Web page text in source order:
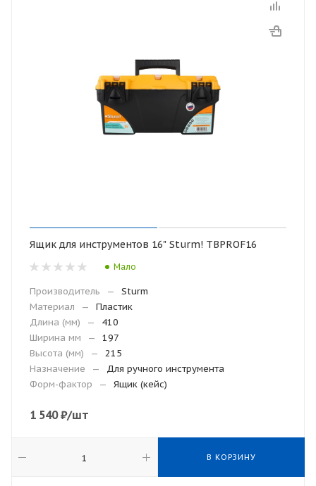
Ящик для инструментов 16" Sturm! TBPROF16
Мало
Производитель —
Sturm
Материал
—
Пластик
Длина (мм)
—
410
Ширина мм
—
197
Высота (мм)
—
215
Назначение
—
Для ручного инструмента
Форм-фактор
— Ящик (кейс)
1 540₽/шт
В КОРЗИНУ